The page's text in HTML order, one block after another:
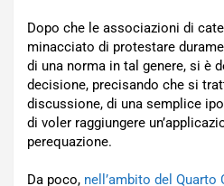
Dopo che le associazioni di
minacciato di protestare
di una norma in tal genere, si è
decisione, precisando che si
discussione, di una semplice
di voler raggiungere
perequazione.
Da poco, nell’ambito del